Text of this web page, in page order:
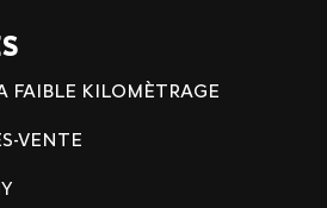
FAIBLE KILOMÈTRAGE
VENTE